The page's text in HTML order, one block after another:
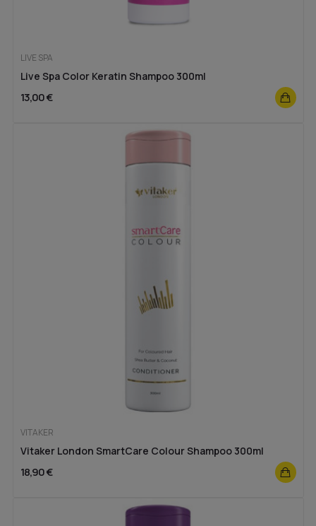
LIVE SPA
Live Spa Color Keratin Shampoo 300ml
13,00 €
VITAKER
Vitaker London SmartCare Colour Shampoo 300ml
18,90 €